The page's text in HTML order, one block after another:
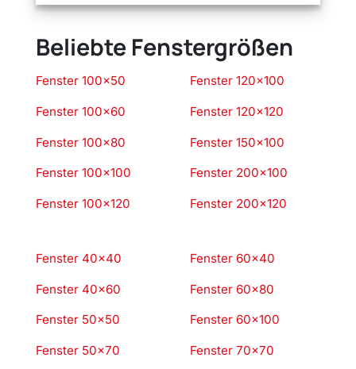
Beliebte Fenstergrößen
Fenster 100×50
Fenster 100×60
Fenster 100×80
Fenster 100×100
Fenster 100×120
Fenster 120×100
Fenster 120×120
Fenster 150×100
Fenster 200×100
Fenster 200×120
Fenster 40×40
Fenster 40×60
Fenster 50×50
Fenster 50×70
Fenster 60×40
Fenster 60×80
Fenster 60×100
Fenster 70×70